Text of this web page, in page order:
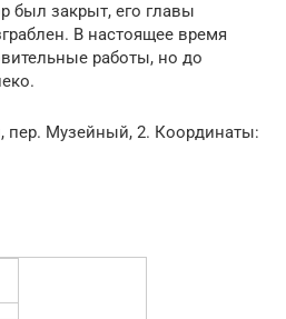
был закрыт, его главы
В настоящее время
работы, но до
пер. Музейный, 2. Координаты: